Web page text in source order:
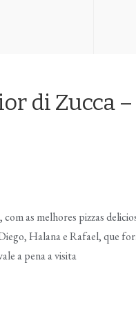
di Zucca
as melhores pizzas
Halana e Rafael, que
a pena a visita